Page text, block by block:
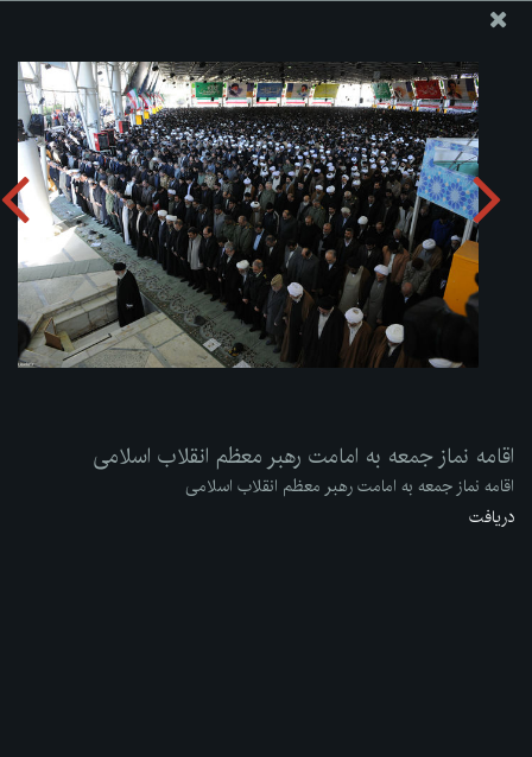
ارسال نامه
وجوهات
اقامه نماز جمعه به امامت رهبر معظم انقلاب اسلامی
دریافت آلبوم: zip
اقامه نماز جمعه به امامت رهبر معظم انقلاب اسلامی
اقامه نماز جمعه به امامت رهبر معظم انقلاب اسلامی
دریافت